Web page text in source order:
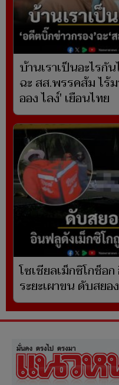
บ้านเราเป็นอะไรกั
ฉะ สส.พรรคส้ม ไร้
ออง ไลง์' เยือนไทย
โซเชียลเม็กซิโกช็อ
ระยะเผาขน ดับสยอ